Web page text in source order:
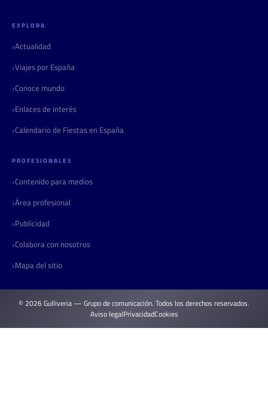
EXPLORA
Actualidad
Viajes por España
Conoce mundo
Enlaces de interés
Calendario de Fiestas en España
PROFESIONALES
Contenido para medios
Área profesional
Publicidad
Colabora con nosotros
Mapa del sitio
© 2026 Gulliveria — Grupo de comunicación. Todos los derechos reservados.
Aviso legalPrivacidadCookies